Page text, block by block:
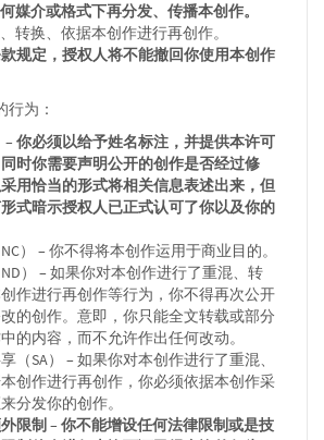
媒介或格式下再分发、传播本创作。
转换、依据本创作进行再创作。
规定，授权人将不能撤回你使用本创作
行为：
– 你必须以给予姓名标注，并提供本许可
时你需要声明公开的创作是否经过修
用恰当的形式将相关信息表述出来，但
式暗示授权人已正式认可了你以及你的
） – 你不得将本创作运用于商业目的。
） – 如果你对本创作进行了重混、转
作进行再创作等行为，你不得再次公开
的创作。意即，你只能全文转载或部分
的内容，而不允许作出任何改动。
（SA） – 如果你对本创作进行了重混、
创作进行再创作，你必须依据本创作采
分发你的创作。
限制 – 你不能增设任何法律限制或是技